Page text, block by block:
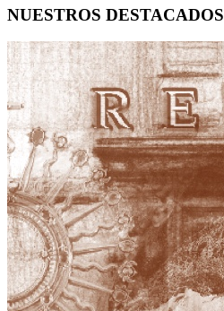
NUESTROS DESTACADOS